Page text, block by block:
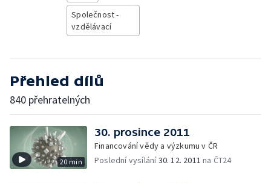
Společnost -
vzdělávací
Přehled dílů
840 přehratelných
20 min
30. prosince 2011
Financování vědy a výzkumu v ČR
Poslední vysílání30. 12. 2011 na ČT24